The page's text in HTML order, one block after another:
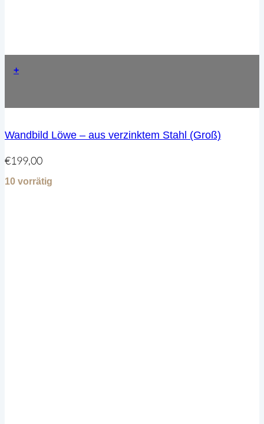
+
Wandbild Löwe – aus verzinktem Stahl (Groß)
€199,00
10 vorrätig